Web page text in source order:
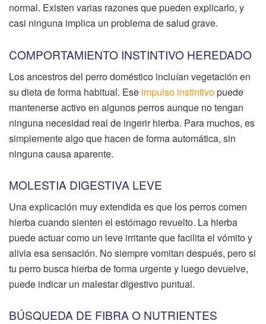
normal. Existen varias razones que pueden explicarlo, y
casi ninguna implica un problema de salud grave.
COMPORTAMIENTO INSTINTIVO HEREDADO
Los ancestros del perro doméstico incluían vegetación en
su dieta de forma habitual. Ese impulso instintivopuede
mantenerse activo en algunos perros aunque no tengan
ninguna necesidad real de ingerir hierba. Para muchos, es
simplemente algo que hacen de forma automática, sin
ninguna causa aparente.
MOLESTIA DIGESTIVA LEVE
Una explicación muy extendida es que los perros comen
hierba cuando sienten el estómago revuelto. La hierba
puede actuar como un leve irritante que facilita el vómito y
alivia esa sensación. No siempre vomitan después, pero si
tu perro busca hierba de forma urgente y luego devuelve,
puede indicar un malestar digestivo puntual.
BÚSQUEDA DE FIBRA O NUTRIENTES